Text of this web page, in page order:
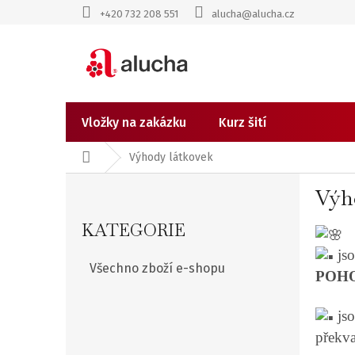
+420 732 208 551 alucha@alucha.cz
Vložky na zakázku Kurz šití
Domů Výhody látkovek
okategorie
KATEGORIE
Všechno zboží e-shopu